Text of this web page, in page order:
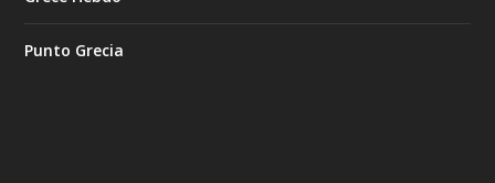
Punto Grecia